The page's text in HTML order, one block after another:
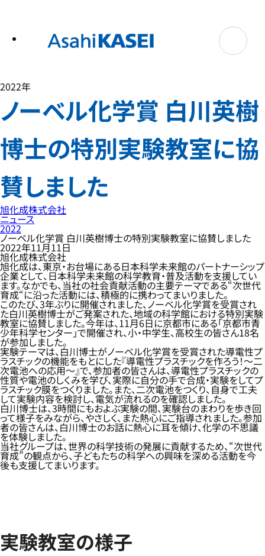
2022年
ノーベル化学賞 白川英樹
博士の特別実験教室に協
賛しました
旭化成株式会社
ニュース
2022
ノーベル化学賞 白川英樹博士の特別実験教室に協賛しました
2022年11月11日
旭化成株式会社
旭化成は、東京・お台場にある日本科学未来館のパートナーシップ
企業として、日本科学未来館の科学教育・普及活動を支援してい
ます。なかでも、当社の社会貢献活動の主要テーマである“次世代
育成“に沿った活動には、積極的に携わってまいりました。
このたび、3年ぶりに開催されました、ノーベル化学賞を受賞され
た白川英樹博士がご発案された、地域の科学館における特別実験
教室に協賛しました。今年は、11月6日に京都市にある「京都市青
少年科学センター」で開催され、小・中学生、高校生の皆さん18名
が参加しました。
実験テーマは、白川博士がノーベル化学賞を受賞された導電性プ
ラスチックの機能をもとにした『導電性プラスチックを作ろう！～二
次電池への応用～』で、参加者の皆さんは、導電性プラスチックの
性質や電池のしくみを学び、実際に自分の手で合成・実験をしてプ
ラスチック膜をつくりました。また、二次電池をつくり、自身で工夫
して実験内容を検討し、電気が流れるのを確認しました。
白川博士は、3時間にもおよぶ実験の間、実験台のまわりを歩き回
って様子をみながら、やさしく、また熱心にご指導されました。参加
者の皆さんは、白川博士のお話に熱心に耳を傾け、化学の不思議
を体験しました。
当社グループは、世界の科学技術の発展に貢献するため、“次世代
育成”の観点から、子どもたちの科学への興味を深める活動を今
後も支援してまいります。
実験教室の様子